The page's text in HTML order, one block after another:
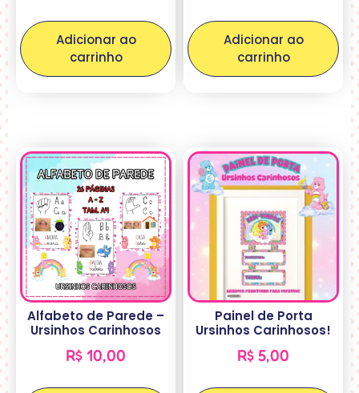
Adicionar ao
carrinho
Adicionar ao
carrinho
Alfabeto de Parede –
Ursinhos Carinhosos
R$ 10,00
Painel de Porta
Ursinhos Carinhosos!
R$ 5,00